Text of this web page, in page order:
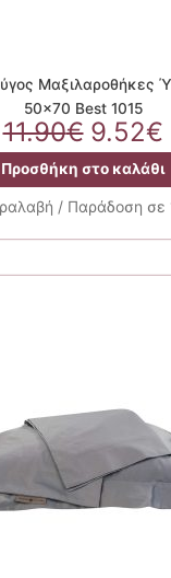
Μαξιλαροθήκες
50×70 Best 1015
11.90€ Original
price
was:
9.52€Η
Προσθήκη στο καλάθι
/ Παράδοση σε